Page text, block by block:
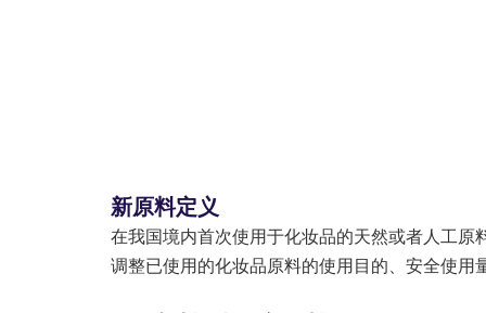
新原料定义
在我国境内首次使用于化妆品的天然或者人工原
调整已使用的化妆品原料的使用目的、安全使